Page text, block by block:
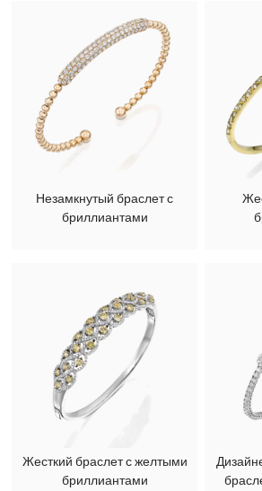
Незамкнутый браслет с
бриллиантами
Жесткий браслет с желтыми
бриллиантами